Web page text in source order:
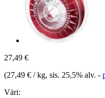
27,49 €
(27,49 € / kg, sis. 25,5% alv. -
Väri: